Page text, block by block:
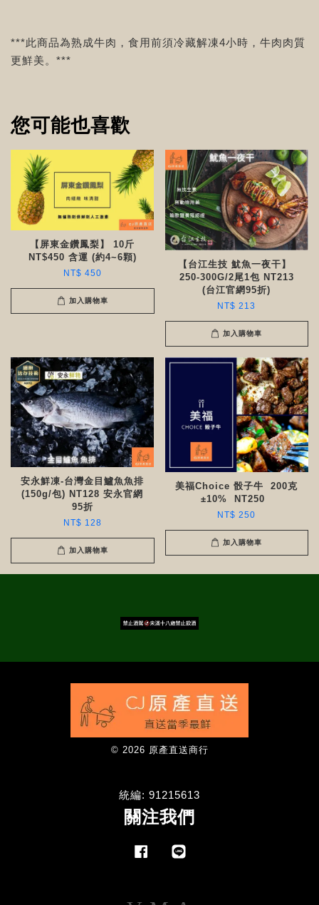
***此商品為熟成牛肉，食用前須冷藏解凍4小時，牛肉肉質
更鮮美。***
您可能也喜歡
【屏東金鑽鳳梨】 10斤
NT$450 含運 (約4~6顆)
NT$ 450
加入購物車
【台江生技 魷魚一夜干】
250-300G/2尾1包 NT213
(台江官網95折)
NT$ 213
加入購物車
安永鮮凍-台灣金目鱸魚魚排
(150g/包) NT128 安永官網
95折
NT$ 128
加入購物車
美福Choice 骰子牛 200克
±10% NT250 ​​
NT$ 250
加入購物車
© 2026 原產直送商行
統編: 91215613
關注我們
Facebook